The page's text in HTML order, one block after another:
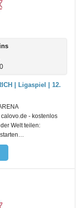
| Ligaspiel | 12.
- kostenlos
Welt teilen: